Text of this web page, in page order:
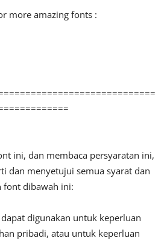
more amazing fonts :
ini, dan membaca persyaratan ini,
dan menyetujui semua syarat dan
font dibawah ini:
digunakan untuk keperluan
pribadi, atau untuk keperluan